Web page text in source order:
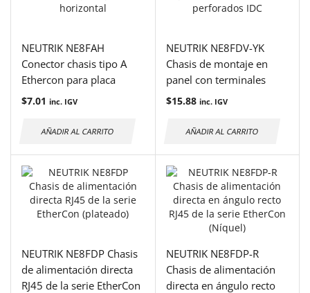
NEUTRIK NE8FAH
Conector chasis tipo A
Ethercon para placa
horizontal
$7.01 inc. IGV
AÑADIR AL CARRITO
NEUTRIK NE8FDV-YK
Chasis de montaje en
panel con terminales
perforados IDC
$15.88 inc. IGV
AÑADIR AL CARRITO
NEUTRIK NE8FDP Chasis
de alimentación directa
RJ45 de la serie EtherCon
NEUTRIK NE8FDP-R
Chasis de alimentación
directa en ángulo recto